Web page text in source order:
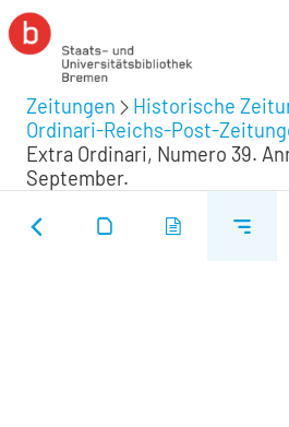
Zeitungen Historische
Ordinari-Reichs-Post-
Extra Ordinari, Numero 39.
September.